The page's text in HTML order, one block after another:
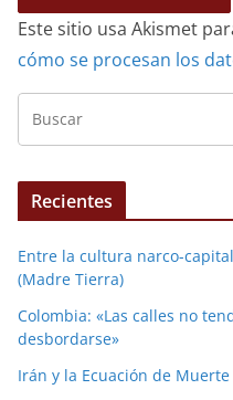
Este sitio usa Akismet
cómo se procesan los
Recientes
Entre la cultura narco-
(Madre Tierra)
Colombia: «Las calles no
desbordarse»
Irán y la Ecuación de